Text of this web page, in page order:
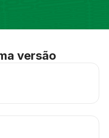
versão